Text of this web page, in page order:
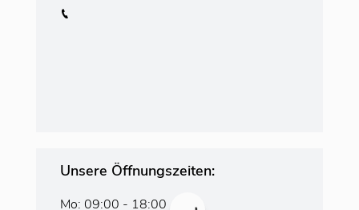
Unsere Öffnungszeiten:
Mo: 09:00 - 18:00